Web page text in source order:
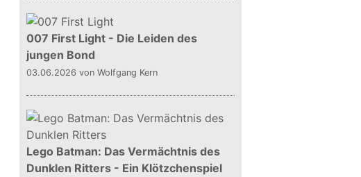
007 First Light - Die Leiden des
jungen Bond
03.06.2026 von Wolfgang Kern
Lego Batman: Das Vermächtnis des
Dunklen Ritters - Ein Klötzchenspiel